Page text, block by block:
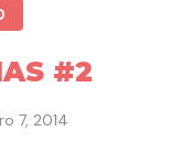
#2
7, 2014